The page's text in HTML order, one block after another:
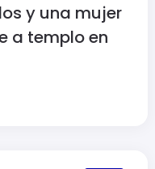
y una mujer
a templo en